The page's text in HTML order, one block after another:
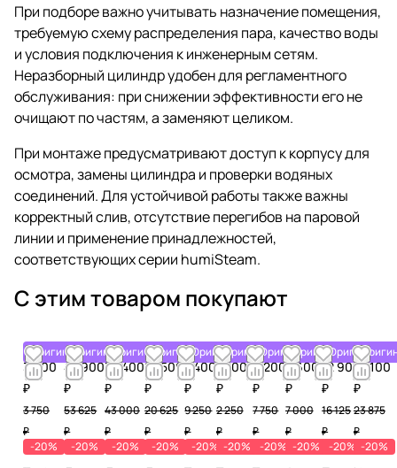
При подборе важно учитывать назначение помещения,
требуемую схему распределения пара, качество воды
и условия подключения к инженерным сетям.
Неразборный цилиндр удобен для регламентного
обслуживания: при снижении эффективности его не
очищают по частям, а заменяют целиком.
При монтаже предусматривают доступ к корпусу для
осмотра, замены цилиндра и проверки водяных
соединений. Для устойчивой работы также важны
корректный слив, отсутствие перегибов на паровой
линии и применение принадлежностей,
соответствующих серии humiSteam.
С этим товаром покупают
Оригинал
3 000
₽
3 750
₽
-20%
Оригинал
42 900
₽
53 625
₽
-20%
Оригинал
34 400
₽
43 000
₽
-20%
Оригинал
16 500
₽
20 625
₽
-20%
Оригинал
7 400
₽
9 250
₽
-20%
Оригинал
1 800
₽
2 250
₽
-20%
Оригинал
6 200
₽
7 750
₽
-20%
Оригинал
5 600
₽
7 000
₽
-20%
Оригинал
12 900
₽
16 125
₽
-20%
19 100
₽
23 875
₽
-20%